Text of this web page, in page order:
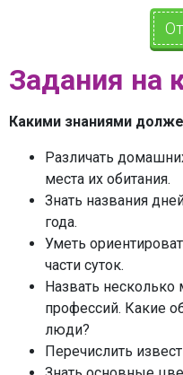
Задания на
Какими знаниями
Различать
места их обитания.
Знать названия
года.
Уметь
части суток.
Назвать
профессий. Какие
люди?
Перечислить